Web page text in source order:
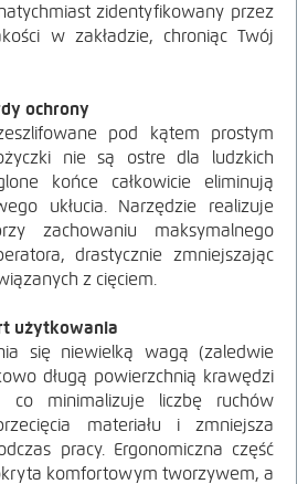
zidentyfikowany przez
w zakładzie, chroniąc Twój
ochrony
pod kątem prostym
nie są ostre dla ludzkich
końce całkowicie eliminują
ukłucia. Narzędzie realizuje
zachowaniu maksymalnego
drastycznie zmniejszając
z cięciem.
użytkowania
się niewielką wagą (zaledwie
długą powierzchnią krawędzi
co minimalizuje liczbę ruchów
materiału i zmniejsza
pracy. Ergonomiczna część
komfortowym tworzywem, a